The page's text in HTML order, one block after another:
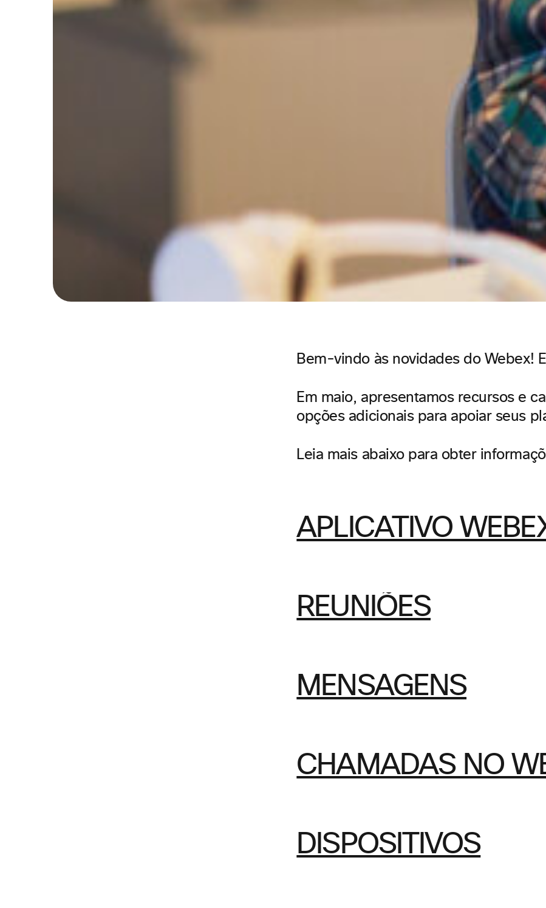
Bem-vindo às novidades do Webex!
Em maio, apresentamos recursos e
opções adicionais para apoiar seus
Leia mais abaixo para obter
APLICATIVO
REUNIÕES
MENSAGENS
CHAMADAS NO
DISPOSITIVOS